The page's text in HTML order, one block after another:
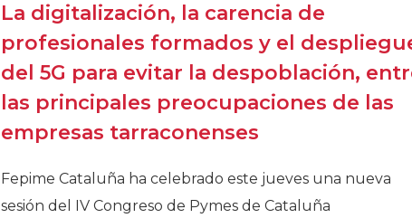
La digitalización, la carencia de
profesionales formados y el
del 5G para evitar la despoblación,
las principales preocupaciones de las
empresas tarraconenses
Fepime Cataluña ha celebrado este jueves una nueva
sesión del IV Congreso de Pymes de Cataluña